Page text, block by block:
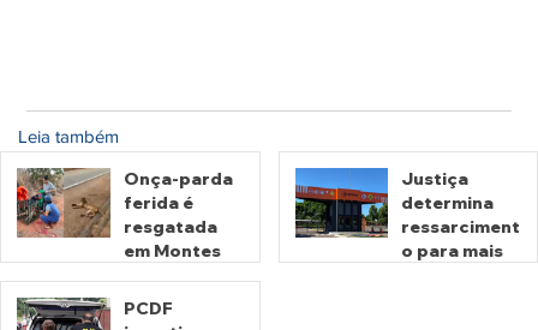
Leia também
Onça-parda
ferida é
resgatada
em Montes
Goiás
Justiça
determina
ressarciment
o para mais
PCDF